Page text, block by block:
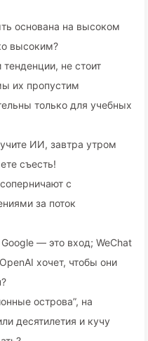
основана на высоком
высоким?
не стоит
их пропустим
только для учебных
ИИ, завтра утром
съесть!
с
за поток
— это вход; WeChat
хочет, чтобы они
острова”, на
десятилетия и кучу